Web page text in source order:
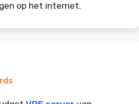
op het internet.